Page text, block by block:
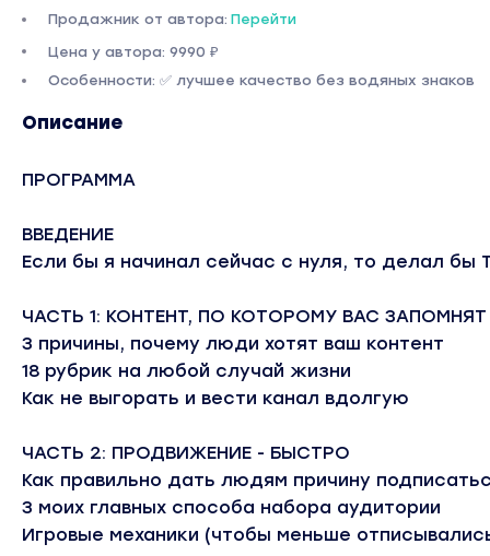
Продажник от автора: Перейти
Цена у автора: 9990 ₽
Особенности: ✅ лучшее качество без водяных знаков
Описание
ПРОГРАММА
ВВЕДЕНИЕ
Если бы я начинал сейчас с нуля, то делал бы
ЧАСТЬ 1: КОНТЕНТ, ПО КОТОРОМУ ВАС ЗАПОМНЯТ
3 причины, почему люди хотят ваш контент
18 рубрик на любой случай жизни
Как не выгорать и вести канал вдолгую
ЧАСТЬ 2: ПРОДВИЖЕНИЕ - БЫСТРО
Как правильно дать людям причину
3 моих главных способа набора аудитории
Игровые механики (чтобы меньше